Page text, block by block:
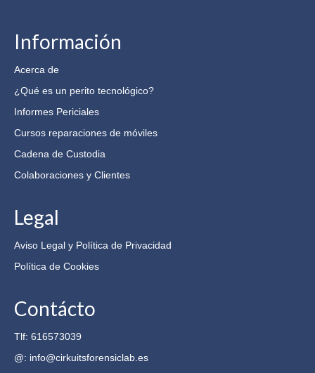
Información
Acerca de
¿Qué es un perito tecnológico?
Informes Periciales
Cursos reparaciones de móviles
Cadena de Custodia
Colaboraciones y Clientes
Legal
Aviso Legal y Política de Privacidad
Política de Cookies
Contácto
Tlf: 616573039
@: info@cirkuitsforensiclab.es